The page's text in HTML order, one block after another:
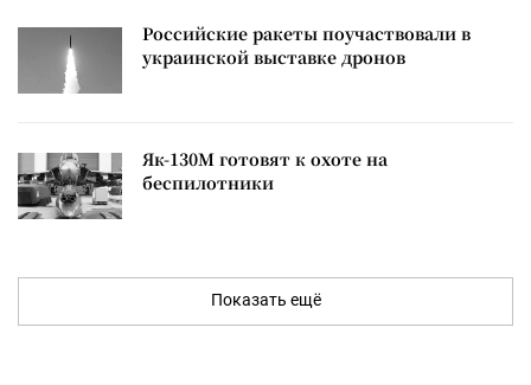
Российские ракеты поучаствовали в
украинской выставке дронов
Як-130М готовят к охоте на
беспилотники
Показать ещё